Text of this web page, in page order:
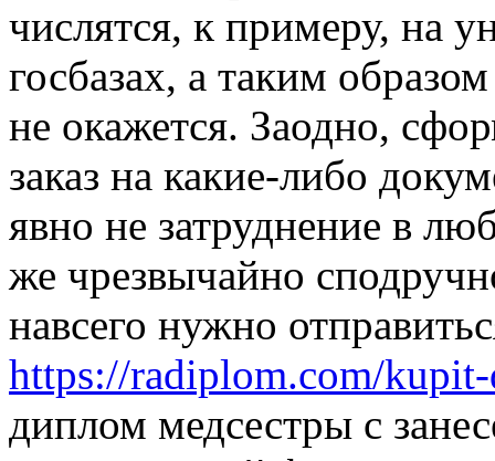
числятся, к примеру, на
госбазах, а таким
не окажется. Заодно,
заказ на какие-либо
явно не затруднение в
же чрезвычайно
навсего нужно
https://radiplom.com/
диплом медсестры с